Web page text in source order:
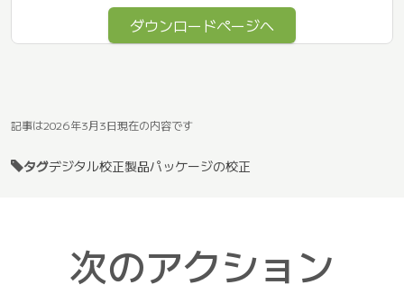
ダウンロードページへ
記事は2026年3月3日現在の内容です
タグデジタル校正製品パッケージの校正
次のアクション